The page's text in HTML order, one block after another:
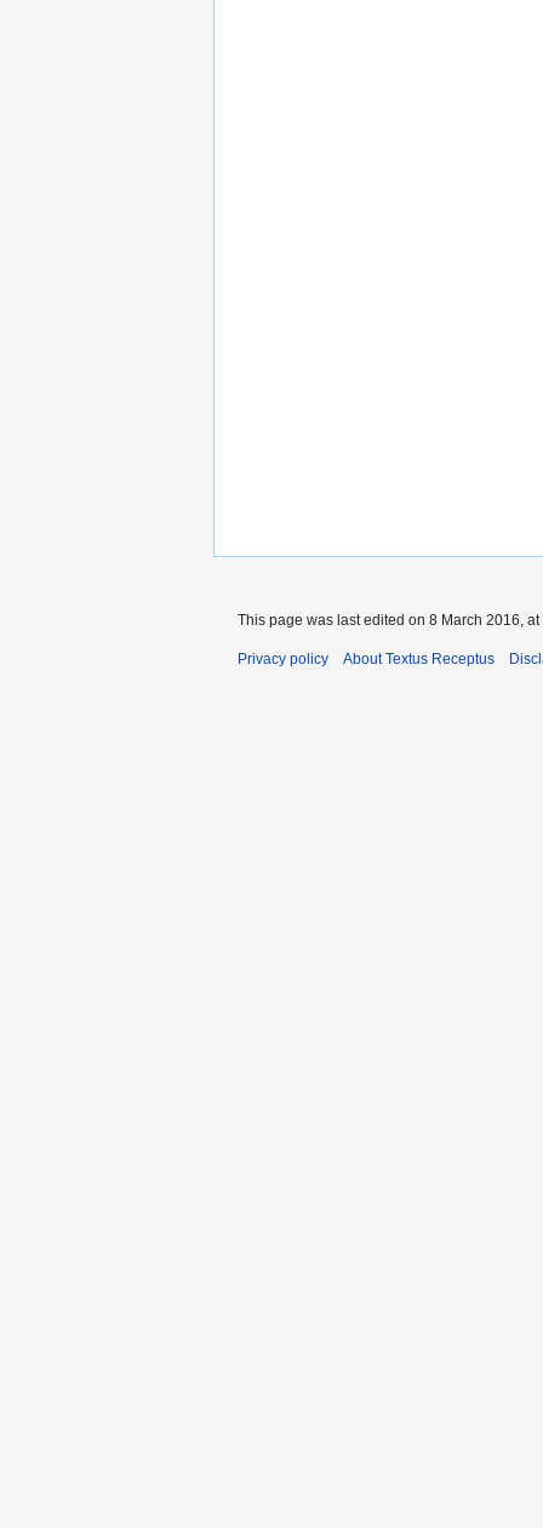
This page was last edited on 8 March 2016, at
Privacy policy About Textus Receptus